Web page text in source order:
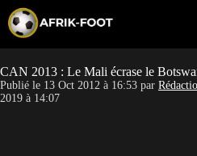
p
o
c
CAN
CAN 2013 : Le Mali écrase le
Publié le 13 Oct 2012 à 16:53 par
2019 à 14:07